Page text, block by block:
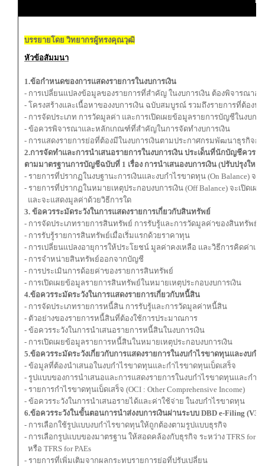
บรรยายโดย วิทยากรผู้ทรงคุณวุฒิ
หัวข้อสัมมนา
1.ข้อกำหนดของการแสดงรายการในงบการเงิน
- การเปลี่ยนแปลงข้อมูลของรายการที่สำคัญ ในงบการเงิน ต้องพิจารณาอะ
- โครงสร้างและเนื้อหาของงบการเงิน ฉบับสมบูรณ์ รวมถึงรายการที่ต้องปร
- การจัดประเภท การวัดมูลค่า และการเปิดเผยข้อมูลรายการบัญชีในงบการ
- ข้อควรพิจารณาและหลักเกณฑ์ที่สำคัญในการจัดทำงบการเงิน
- การแสดงรายการย่อที่ต้องมีในงบการเงินตามประกาศกรมพัฒนาธุรกิจก
2.การจัดทำและการนำเสนอรายการในงบการเงิน ประเด็นที่นักบัญชีควรระ
ตามมาตรฐานการบัญชีฉบับที่ 1 เรื่อง การนำเสนองบการเงิน (ปรับปรุงใหม่)
- รายการที่ปรากฏในงบฐานะการเงินและงบกำไรขาดทุน (On Balance) จะ
- รายการที่ปรากฏในหมายเหตุประกอบงบการเงิน (Off Balance) จะเปิดเผย
และจะแสดงมูลค่าด้วยวิธีการใด
3. ข้อควรระมัดระวังในการแสดงรายการเกี่ยวกับสินทรัพย์
- การจัดประเภทรายการสินทรัพย์ การรับรู้และการวัดมูลค่าของสินทรัพย์
- การรับรู้รายการสินทรัพย์เมื่อเริ่มแรกด้วยราคาทุน
- การเปลี่ยนแปลงอายุการให้ประโยชน์ มูลค่าคงเหลือ และวิธีการคิดค่าเสื่
- การจำหน่ายสินทรัพย์ออกจากบัญชี
- การประเมินการด้อยค่าของรายการสินทรัพย์
- การเปิดเผยข้อมูลรายการสินทรัพย์ในหมายเหตุประกอบงบการเงิน
4.ข้อควรระมัดระวังในการแสดงรายการเกี่ยวกับหนี้สิน
- การจัดประเภทรายการหนี้สิน การรับรู้และการวัดมูลค่าหนี้สิน
- ตัวอย่างของรายการหนี้สินที่ต้องใช้การประมาณการ
- ข้อควรระวังในการนำเสนอรายการหนี้สินในงบการเงิน
- การเปิดเผยข้อมูลรายการหนี้สินในหมายเหตุประกอบงบการเงิน
5.ข้อควรระมัดระวังเกี่ยวกับการแสดงรายการในงบกำไรขาดทุนและงบกำ
- ข้อมูลที่ต้องนำเสนอในงบกำไรขาดทุนและกำไรขาดทุนเบ็ดเสร็จ
- รูปแบบของการนำเสนอและการแสดงรายการในงบกำไรขาดทุนและกำไ
- รายการกำไรขาดทุนเบ็ดเสร็จ (OCI : Other Comprehensive Income)
- ข้อควรระวังในการนำเสนอรายได้และค่าใช้จ่าย ในงบกำไรขาดทุน
6.ข้อควรระวังในขั้นตอนการนำส่งงบการเงินผ่านระบบ DBD e-Filing (V3
- การเลือกใช้รูปแบบงบกำไรขาดทุนให้ถูกต้องตามรูปแบบธุรกิจ
- การเลือกรูปแบบของมาตรฐาน ให้สอดคล้องกับธุรกิจ ระหว่าง TFRS for
หรือ TFRS for PAEs
- รายการที่เพิ่มเติมจากผลกระทบรายการย่อที่ปรับเปลี่ยน